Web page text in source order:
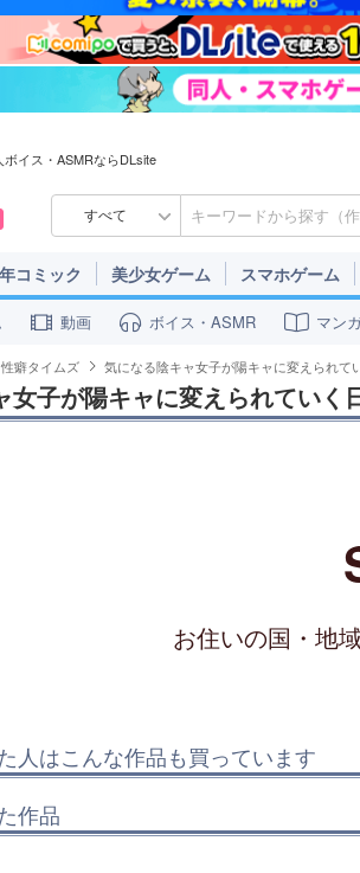
イス・ASMRならDLsite
すべて
コミック 美少女ゲーム スマホゲーム
動画 ボイス・ASMR マン
性癖タイムズ 気になる陰キャ女子が陽キャに変えられて
女子が陽キャに変えられていく
お住いの国・地
人はこんな作品も買っています
作品